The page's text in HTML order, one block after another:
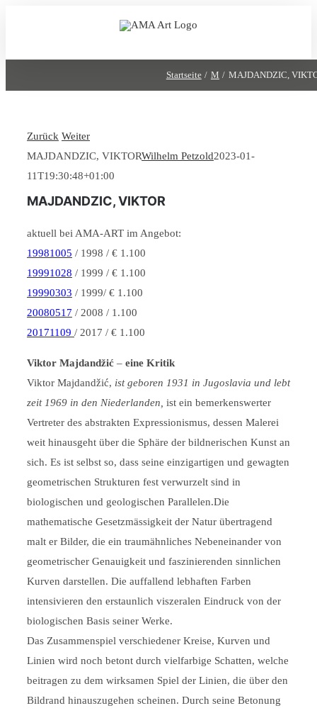
Startseite M MAJDANDZIC,
Zurück Weiter
MAJDANDZIC, VIKTORWilhelm Petzold2023-01-
11T19:30:48+01:00
MAJDANDZIC, VIKTOR
aktuell bei AMA-ART im Angebot:
19981005 / 1998 / € 1.100
19991028 / 1999 / € 1.100
19990303 / 1999/ € 1.100
20080517 / 2008 / 1.100
20171109 / 2017 / € 1.100
Viktor Majdandžić – eine Kritik
Viktor Majdandžić, ist geboren 1931 in Jugoslavia und lebt
zeit 1969 in den Niederlanden, ist ein bemerkenswerter
Vertreter des abstrakten Expressionismus, dessen Malerei
weit hinausgeht über die Sphäre der bildnerischen Kunst an
sich. Es ist selbst so, dass seine einzigartigen und gewagten
geometrischen Strukturen fest verwurzelt sind in
biologischen und geologischen Parallelen.Die
mathematische Gesetzmässigkeit der Natur übertragend
malt er Bilder, die ein traumähnliches Nebeneinander von
geometrischer Genauigkeit und faszinierenden sinnlichen
Kurven darstellen. Die auffallend lebhaften Farben
intensivieren den erstaunlich viszeralen Eindruck von der
biologischen Basis seiner Werke.
Das Zusammenspiel verschiedener Kreise, Kurven und
Linien wird noch betont durch vielfarbige Schatten, welche
beitragen zu dem wirksamen Spiel der Linien, die über den
Bildrand hinauszugehen scheinen. Durch seine Betonung